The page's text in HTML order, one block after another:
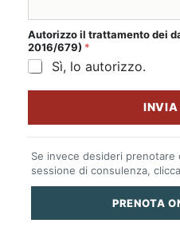
dati * *
Autorizzo il trattamento dei
2016/679) *
Sì, lo autorizzo.
INVIA
Se invece desideri
sessione di consulenza,
PRENOTA